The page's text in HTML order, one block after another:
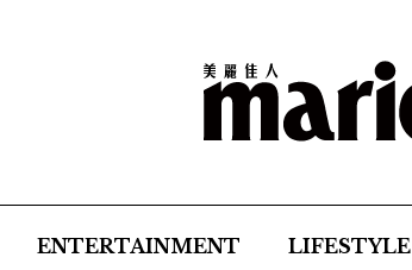
ENTERTAINMENT LIFESTYLE